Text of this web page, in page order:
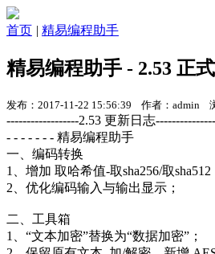
首页 | 精易编程助手
精易编程助手 - 2.53 正
发布：2017-11-22 15:56:39 作者：admin
------------------2.53 更新日志
- - - - - - - 精易编程助手
一、编码转换
1、增加 取哈希值-取sha256/取
2、优化编码输入与输出显示；
二、工具箱
1、“文本加密”替换为“数据加密”；